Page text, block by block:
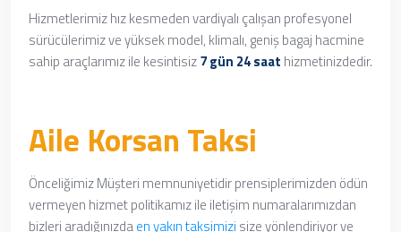
Hizmetlerimiz hız kesmeden vardiyalı çalışan profesyonel
sürücülerimiz ve yüksek model, klimalı, geniş bagaj hacmine
sahip araçlarımız ile kesintisiz7 gün 24 saat hizmetinizdedir.
Aile Korsan Taksi
Önceliğimiz Müşteri memnuniyetidir prensiplerimizden ödün
vermeyen hizmet politikamız ile iletişim numaralarımızdan
bizleri aradığınızdaen yakın taksimizi size yönlendiriyor ve